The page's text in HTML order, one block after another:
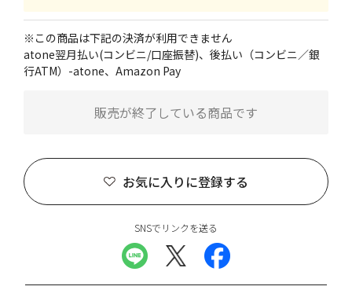
※この商品は下記の決済が利用できません
atone翌月払い(コンビニ/口座振替)、後払い（コンビニ／銀
行ATM）-atone、Amazon Pay
お気に入りに登録する
販売が終了している商品です
SNSでリンクを送る